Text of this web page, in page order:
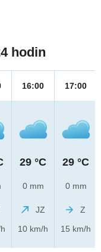
hodin
16:00
29 °C
0 mm
JZ
10 km/h
17:00
29 °C
0 mm
Z
15 km/h